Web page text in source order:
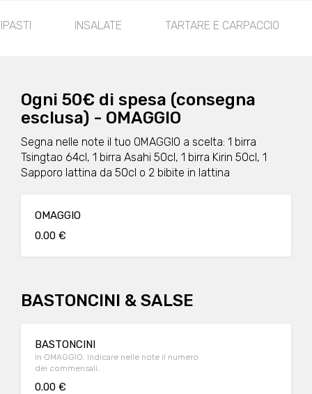
TARTARE E CARPACCIO SUSHI HOSOMAKI
Ogni 50€ di spesa (consegna
esclusa) - OMAGGIO
Segna nelle note il tuo OMAGGIO a scelta: 1 birra
Tsingtao 64cl, 1 birra Asahi 50cl, 1 birra Kirin 50cl, 1
Sapporo lattina da 50cl o 2 bibite in lattina
OMAGGIO
0.00 €
BASTONCINI & SALSE
BASTONCINI
In OMAGGIO. Indicare nelle note il numero
dei commensali.
0.00 €